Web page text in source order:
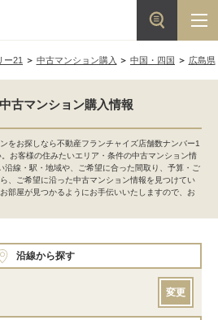
ー21 中古マンション購入 中国・四国 広島県
古マンション購入情報
をお探しなら不動産フランチャイズ店舗数ナンバー1
お客様の住みたいエリア・条件の中古マンション情
沿線・駅・地域や、ご希望に合った間取り、予算・ご
、ご希望に沿った中古マンション情報を見つけてい
部屋が見つかるようにお手伝いいたしますので、お
沿線から探す
変更